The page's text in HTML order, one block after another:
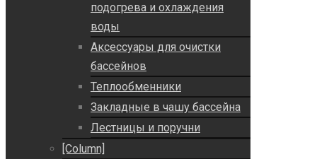
подогрева и охлаждения
воды
Аксессуары для очистки
бассейнов
Теплообменники
Закладные в чашу бассейна
Лестницы и поручни
[Column]